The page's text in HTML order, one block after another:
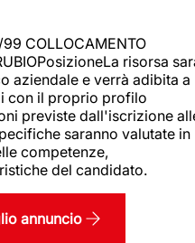
99 COLLOCAMENTO
risorsa
aziendale e verrà adibita a
con il proprio profilo
previste dall'iscrizione
saranno valutate in
competenze,
del candidato.
annuncio